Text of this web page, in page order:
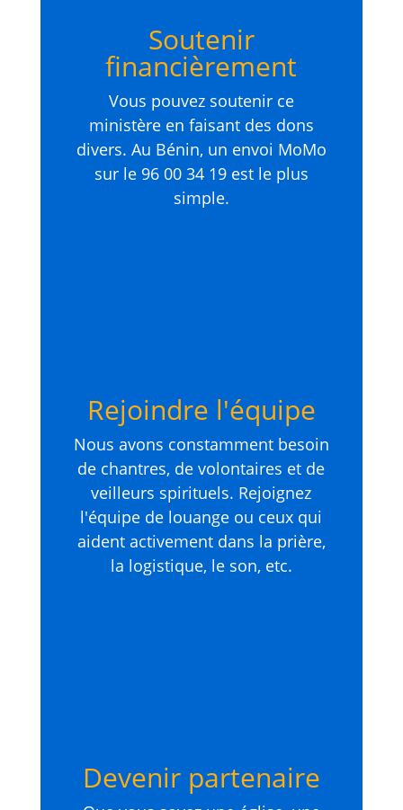
Soutenir
financièrement
Vous pouvez soutenir ce
ministère en faisant des dons
divers. Au Bénin, un envoi MoMo
sur le 96 00 34 19 est le plus
simple.
Rejoindre l'équipe
Nous avons constamment besoin
de chantres, de volontaires et de
veilleurs spirituels. Rejoignez
l'équipe de louange ou ceux qui
aident activement dans la prière,
la logistique, le son, etc.
Devenir partenaire